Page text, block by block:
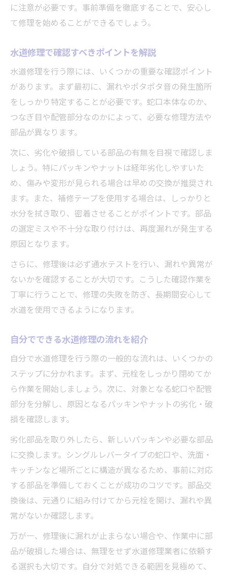
急な水漏れ時の簡潔な水道修理方法
水道修理の応急処置で被害拡大を防ぐコツ
水道修理の部品交換で解決するトラブル
水道修理でよく使う部品の種類と役割
自分でできる水道修理の部品選び方
水道修理のカートリッジ交換手順を解説
水道修理の効果を高める部品交換テクニッ
ク
に注意が必要です。事前準備を徹底することで、安心し
て修理を始めることができるでしょう。
水道修理で確認すべきポイントを解説
水道修理を行う際には、いくつかの重要な確認ポイント
があります。まず最初に、漏れやポタポタ音の発生箇所
をしっかり特定することが必要です。蛇口本体なのか、
つなぎ目や配管部分なのかによって、必要な修理方法や
部品が異なります。
次に、劣化や破損している部品の有無を目視で確認しま
しょう。特にパッキンやナットは経年劣化しやすいた
め、傷みや変形が見られる場合は早めの交換が推奨され
ます。また、補修テープを使用する場合は、しっかりと
水分を拭き取り、密着させることがポイントです。部品
の選定ミスや不十分な取り付けは、再度漏れが発生する
原因となります。
さらに、修理後は必ず通水テストを行い、漏れや異常が
ないかを確認することが大切です。こうした確認作業を
丁寧に行うことで、修理の失敗を防ぎ、長期間安心して
水道を使用できるようになります。
自分でできる水道修理の流れを紹介
自分で水道修理を行う際の一般的な流れは、いくつかの
ステップに分かれます。まず、元栓をしっかり閉めてか
ら作業を開始しましょう。次に、対象となる蛇口や配管
部分を分解し、原因となるパッキンやナットの劣化・破
損を確認します。
劣化部品を取り外したら、新しいパッキンや必要な部品
に交換します。シングルレバータイプの蛇口や、洗面・
キッチンなど場所ごとに構造が異なるため、事前に対応
する部品を準備しておくことが成功のコツです。部品交
換後は、元通りに組み付けてから元栓を開け、漏れや異
常がないか確認します。
万が一、修理後に漏れが止まらない場合や、作業中に部
品が破損した場合は、無理をせず水道修理業者に依頼す
る選択も大切です。自分で対処できる範囲を見極めて、